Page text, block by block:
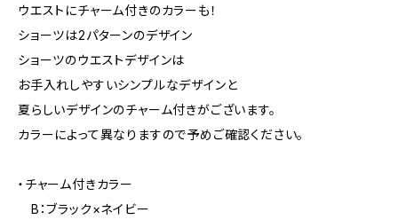
ウエストにチャーム付きのカラーも！
ショーツは2パターンのデザイン
ショーツのウエストデザインは
お手入れしやすいシンプルなデザインと
夏らしいデザインのチャーム付きがございます。
カラーによって異なりますので予めご確認ください。
・チャーム付きカラー
B：ブラック×ネイビー